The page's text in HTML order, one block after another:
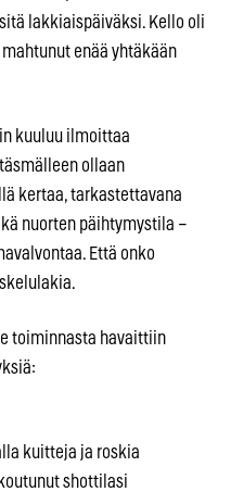
lakkiaispäiväksi. Kello oli
enää yhtäkään
kuuluu ilmoittaa
ollaan
kertaa, tarkastettavana
nuorten päihtymystila –
Että onko
toiminnasta havaittiin
kuitteja ja roskia
shottilasi